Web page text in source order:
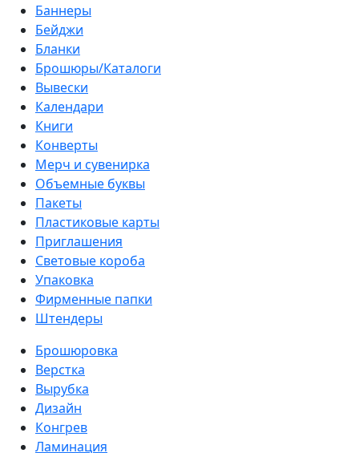
Баннеры
Бейджи
Бланки
Брошюры/Каталоги
Вывески
Календари
Книги
Конверты
Мерч и сувенирка
Объемные буквы
Пакеты
Пластиковые карты
Приглашения
Световые короба
Упаковка
Фирменные папки
Штендеры
Брошюровка
Верстка
Вырубка
Дизайн
Конгрев
Ламинация